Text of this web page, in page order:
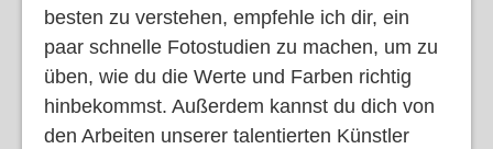
besten zu verstehen, empfehle ich dir, ein
paar schnelle Fotostudien zu machen, um zu
üben, wie du die Werte und Farben richtig
hinbekommst. Außerdem kannst du dich von
den Arbeiten unserer talentierten Künstler